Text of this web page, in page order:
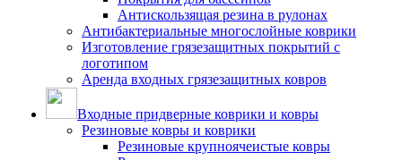
Антискользящая резина в рулонах
Антибактериальные многослойные коврики
Изготовление грязезащитных покрытий с
логотипом
Аренда входных грязезащитных ковров
Входные придверные коврики и ковры
Резиновые ковры и коврики
Резиновые крупноячеистые ковры